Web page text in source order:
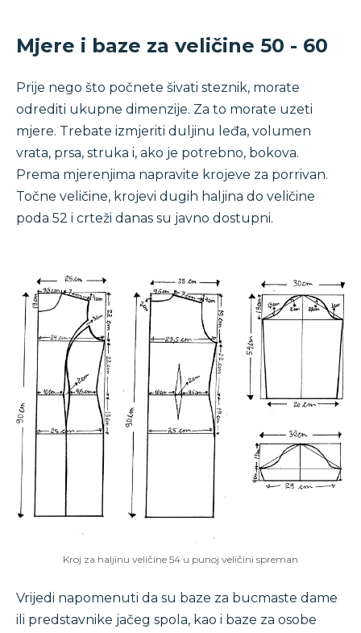
Mjere i baze za veličine 50 - 60
Prije nego što počnete šivati ​​steznik, morate
odrediti ukupne dimenzije. Za to morate uzeti
mjere. Trebate izmjeriti duljinu leđa, volumen
vrata, prsa, struka i, ako je potrebno, bokova.
Prema mjerenjima napravite krojeve za porrivan.
Točne veličine, krojevi dugih haljina do veličine
poda 52 i crteži danas su javno dostupni.
Kroj za haljinu veličine 54 u punoj veličini spreman
Vrijedi napomenuti da su baze za bucmaste dame
ili predstavnike jačeg spola, kao i baze za osobe